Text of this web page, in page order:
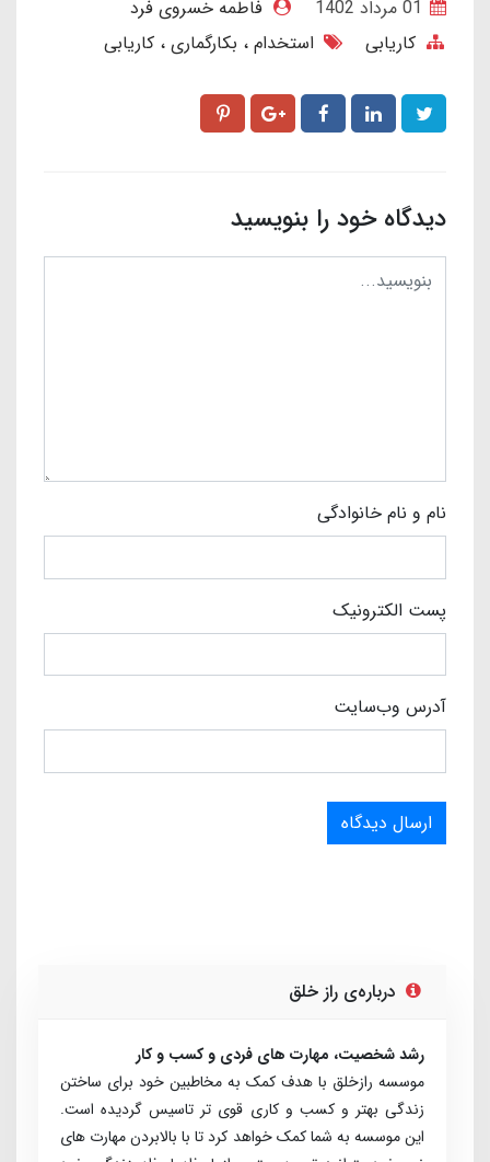
فاطمه خسروی فرد
کاریابی
استخدام بکارگماری کاریابی
دیدگاه خود را بنویسید
نام و نام خانوادگی
پست الکترونیک
آدرس وب‌سایت
ارسال دیدگاه
درباره‌ی راز خلق
رشد شخصیت، مهارت های فردی و کسب و کار
موسسه رازخلق با هدف کمک به مخاطبین خود برای ساختن
زندگی بهتر و کسب و کاری قوی تر تاسیس گردیده است.
این موسسه به شما کمک خواهد کرد تا با بالابردن مهارت های